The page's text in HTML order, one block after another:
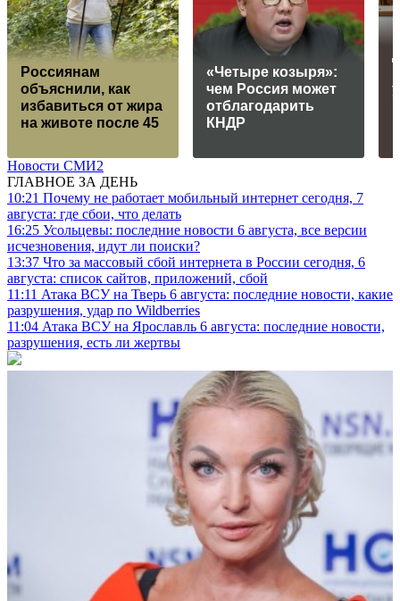
Россиянам
объяснили, как
избавиться от жира
на животе после 45
«Четыре козыря»:
чем Россия может
отблагодарить
КНДР
Новости СМИ2
ГЛАВНОЕ ЗА ДЕНЬ
10:21 Почему не работает мобильный интернет сегодня, 7
августа: где сбои, что делать
16:25 Усольцевы: последние новости 6 августа, все версии
исчезновения, идут ли поиски?
13:37 Что за массовый сбой интернета в России сегодня, 6
августа: список сайтов, приложений, сбой
11:11 Атака ВСУ на Тверь 6 августа: последние новости, какие
разрушения, удар по Wildberries
11:04 Атака ВСУ на Ярославль 6 августа: последние новости,
разрушения, есть ли жертвы